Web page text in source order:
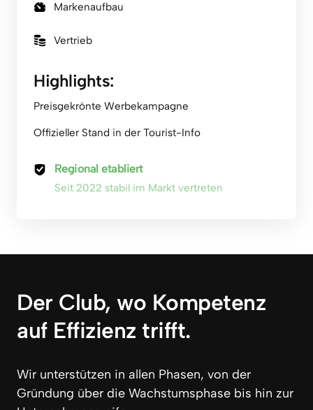
Markenaufbau
Vertrieb
Highlights:
Preisgekrönte Werbekampagne
Offizieller Stand in der Tourist-Info
Regional etabliert
Seit 2022 stabil im Markt vertreten
Der Club, wo Kompetenz
auf Effizienz trifft.
Wir unterstützen in allen Phasen, von der
Gründung über die Wachstumsphase bis hin zur